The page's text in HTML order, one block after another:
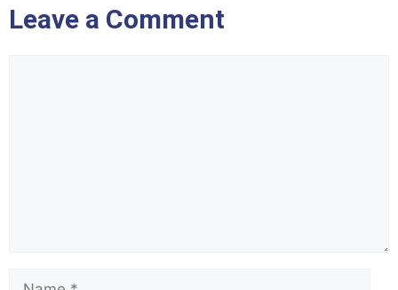
Leave a Comment
Name